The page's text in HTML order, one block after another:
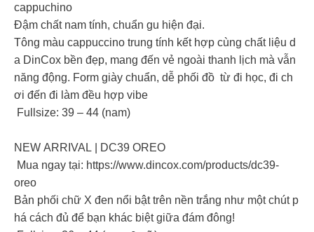
cappuchino
Đậm chất nam tính, chuẩn gu hiện đại.
Tông màu cappuccino trung tính kết hợp cùng chất liệu d
a DinCox bền đẹp, mang đến vẻ ngoài thanh lịch mà vẫn
năng động. Form giày chuẩn, dễ phối đồ từ đi học, đi ch
ơi đến đi làm đều hợp vibe
Fullsize: 39 – 44 (nam)
NEW ARRIVAL | DC39 OREO
Mua ngay tại: https://www.dincox.com/products/dc39-
oreo
Bản phối chữ X đen nổi bật trên nền trắng như một chút p
há cách đủ để bạn khác biệt giữa đám đông!